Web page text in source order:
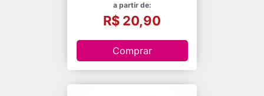
a partir de:
R$ 20,90
Comprar